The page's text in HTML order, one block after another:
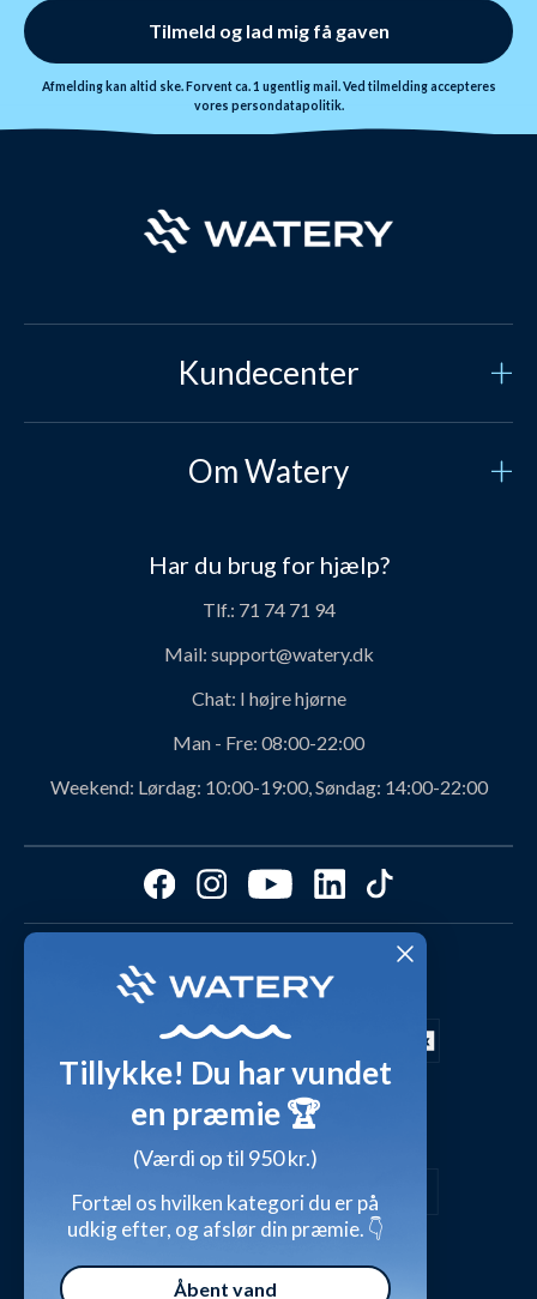
Tilmeld og lad mig få gaven
Afmelding kan altid ske. Forvent ca. 1 ugentlig mail. Ved tilmelding accepteres
vores persondatapolitik.
Kundecenter
Kontakt os
Retur og ombytning
Rabatkoder
Produktanbefalinger fra Watery
Størrelsesguides
Cookies & præferencer
Video studio
Shop outfits fra kunder
Inspirationsunivers
Giv et gavekort
Om Watery
Vores historie
Personerne bag Watery
Svømmeklub-aftaler
Affiliate program
Fordele hos Watery
Kundeanmeldelser
FAQ - Mest stillede spørgsmål
Presse
Waterylife - Guides fra eksperter (Blog)
Handelsbetingelser
Har du brug for hjælp?
Tlf.: 71 74 71 94
Mail: support@watery.dk
Chat: I højre hjørne
Man - Fre: 08:00-22:00
Weekend: Lørdag: 10:00-19:00, Søndag: 14:00-22:00
Dag-til-dag levering med
Sikker betaling med
Tillykke! Du har vundet
en præmie 🏆
(Værdi op til 950 kr.)
Fortæl os hvilken kategori du er på
udkig efter, og afslør din præmie. 👇
Åbent vand